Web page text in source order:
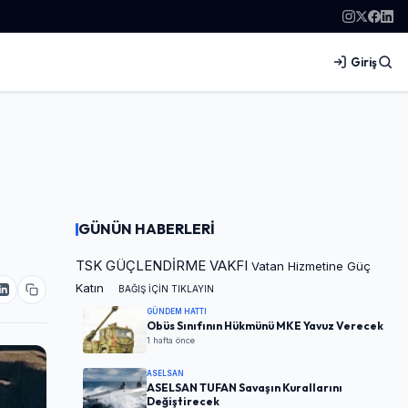
Giriş
GÜNÜN HABERLERİ
TSK GÜÇLENDİRME VAKFI Vatan Hizmetine Güç
Katın
BAĞIŞ İÇİN TIKLAYIN
GÜNDEM HATTI
Obüs Sınıfının Hükmünü MKE Yavuz Verecek
1 hafta önce
ASELSAN
ASELSAN TUFAN Savaşın Kurallarını
Değiştirecek